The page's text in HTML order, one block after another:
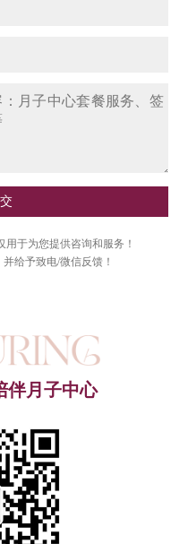
于为您提供咨询和服务！
给予致电/微信反馈！
伴月子中心